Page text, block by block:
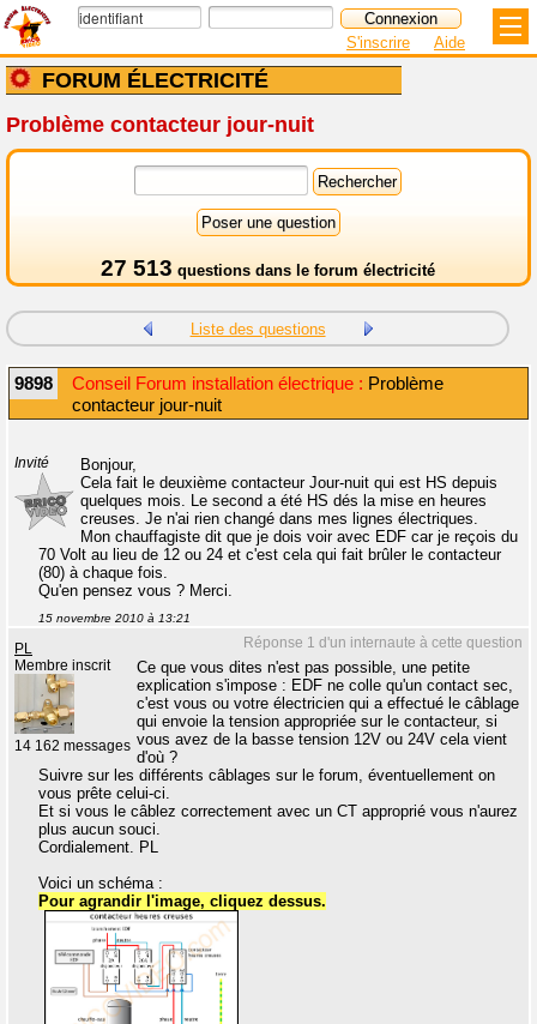
FORUM ÉLECTRICITÉ
S'inscrire Aide
Problème contacteur jour-nuit
27 513 questions dans le forum électricité
Liste des questions
9898 Conseil Forum installation électrique : Problème
contacteur jour-nuit
Invité
Bonjour,
Cela fait le deuxième contacteur Jour-nuit qui est HS depuis
quelques mois. Le second a été HS dés la mise en heures
creuses. Je n'ai rien changé dans mes lignes électriques.
Mon chauffagiste dit que je dois voir avec EDF car je reçois du
70 Volt au lieu de 12 ou 24 et c'est cela qui fait brûler le contacteur
(80) à chaque fois.
Qu'en pensez vous ? Merci.
15 novembre 2010 à 13:21
Réponse 1 d'un internaute à cette question
PL
Membre inscrit
14 162 messages
Ce que vous dites n'est pas possible, une petite
explication s'impose : EDF ne colle qu'un contact sec,
c'est vous ou votre électricien qui a effectué le câblage
qui envoie la tension appropriée sur le contacteur, si
vous avez de la basse tension 12V ou 24V cela vient
d'où ?
Suivre sur les différents câblages sur le forum, éventuellement on
vous prête celui-ci.
Et si vous le câblez correctement avec un CT approprié vous n'aurez
plus aucun souci.
Cordialement. PL
Voici un schéma :
Pour agrandir l'image, cliquez dessus.